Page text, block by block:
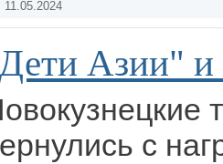
11.05.2024
Азии"
с